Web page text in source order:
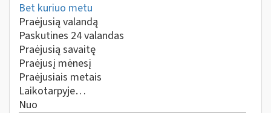
Bet kuriuo metu
Praėjusią valandą
Paskutines 24 valandas
Praėjusią savaitę
Praėjusį mėnesį
Praėjusiais metais
Laikotarpyje…
Nuo